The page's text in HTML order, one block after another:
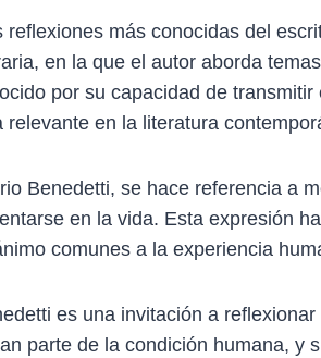
más conocidas del
en la que el autor aborda
por su capacidad de
en la literatura
Benedetti, se hace referencia a
en la vida. Esta expresión
comunes a la experiencia
es una invitación a
parte de la condición humana, y